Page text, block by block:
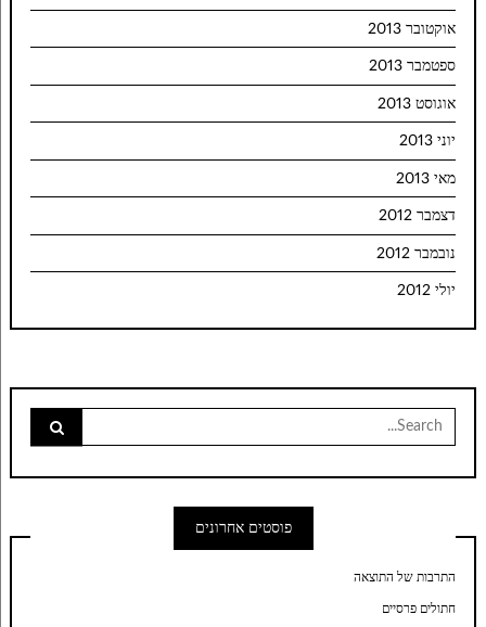
אוקטובר 2013
ספטמבר 2013
אוגוסט 2013
יוני 2013
מאי 2013
דצמבר 2012
נובמבר 2012
יולי 2012
Search
for:
פוסטים אחרונים
התרבות של התוצאה
חתולים פרסיים